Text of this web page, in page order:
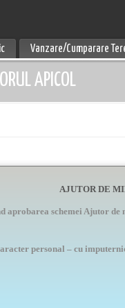
Vanzare/Cumparare
APICOL
AJUTOR DE
aprobarea schemei Ajutor de
personal – cu